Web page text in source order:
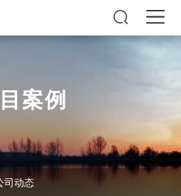
案例
司动态